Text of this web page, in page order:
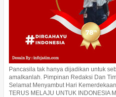
Pancasila tak hanya dijadikan untuk
amalkanlah. Pimpinan Redaksi Dan
Selamat Menyambut Hari
TERUS MELAJU UNTUK INDONESIA